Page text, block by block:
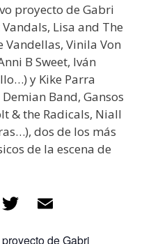
proyecto de Gabri
Lisa and The
Vandellas, Vinila Von
B Sweet, Iván
y Kike Parra
Band, Gansos
& the Radicals, Niall
dos de los más
de la escena de
de Gabri